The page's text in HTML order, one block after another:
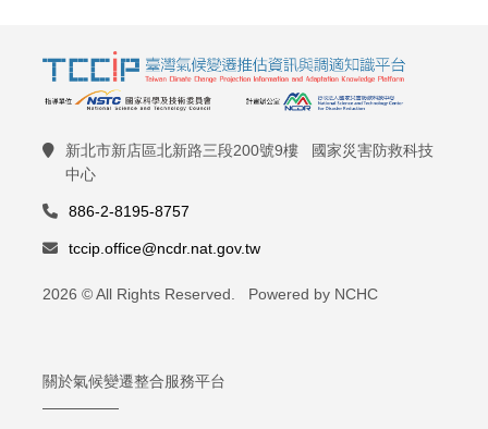
新北市新店區北新路三段200號9樓 國家災害防救科技
中心
886-2-8195-8757
tccip.office@ncdr.nat.gov.tw
2026 © All Rights Reserved. Powered by NCHC
關於氣候變遷整合服務平台